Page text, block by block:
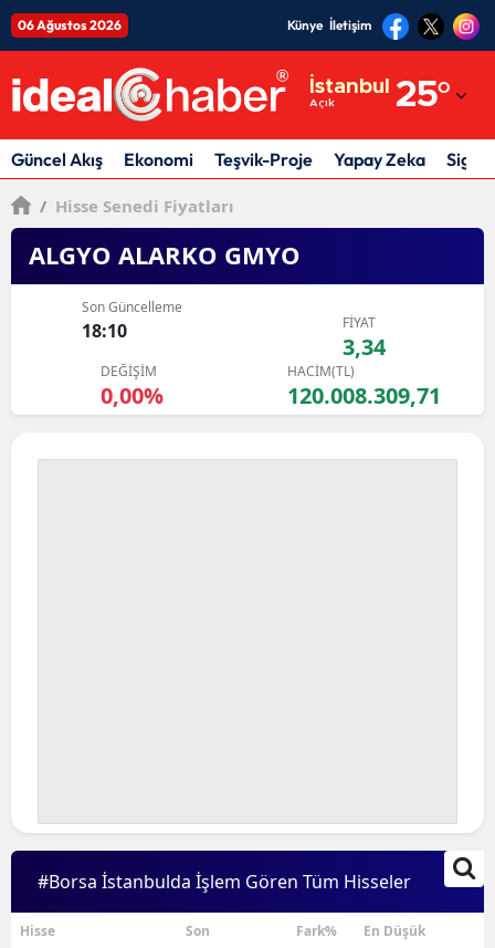
06 Ağustos 2026 Künye İletişim
İstanbul
Açık 25°
Adıyaman
Afyonkarahisar
Antalya
Artvin
Çankırı
Çorum
Denizli
Güncel Akış Ekonomi Teşvik-Proje Yapay Zeka
/ Hisse Senedi Fiyatları
ALGYO ALARKO GMYO
Son Güncelleme
18:10 FİYAT
3,34
DEĞİŞİM
0,00%
HACİM(TL)
120.008.309,71
#Borsa İstanbulda İşlem Gören Tüm Hisseler
Hisse Son Fark% En Düşük